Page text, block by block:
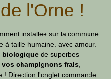
l'Orne !
installée sur la commune
à taille humaine, avec amour,
biologique de superbes
vos champignons frais
! Direction l'onglet commande